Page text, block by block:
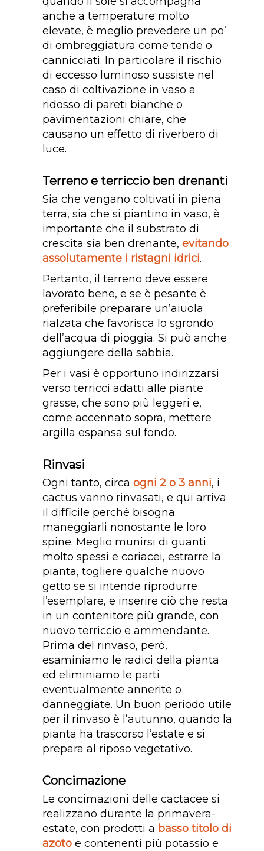
anche a temperature molto
elevate, è meglio prevedere un po’
di ombreggiatura come tende o
cannicciati. In particolare il rischio
di eccesso luminoso sussiste nel
caso di coltivazione in vaso a
ridosso di pareti bianche o
pavimentazioni chiare, che
causano un effetto di riverbero di
luce.
Terreno e terriccio ben drenanti
Sia che vengano coltivati in piena
terra, sia che si piantino in vaso, è
importante che il substrato di
crescita sia ben drenante, evitando
assolutamente i ristagni idrici.
Pertanto, il terreno deve essere
lavorato bene, e se è pesante è
preferibile preparare un’aiuola
rialzata che favorisca lo sgrondo
dell’acqua di pioggia. Si può anche
aggiungere della sabbia.
Per i vasi è opportuno indirizzarsi
verso terricci adatti alle piante
grasse, che sono più leggeri e,
come accennato sopra, mettere
argilla espansa sul fondo.
Rinvasi
Ogni tanto, circa ogni 2 o 3 anni, i
cactus vanno rinvasati, e qui arriva
il difficile perché bisogna
maneggiarli nonostante le loro
spine. Meglio munirsi di guanti
molto spessi e coriacei, estrarre la
pianta, togliere qualche nuovo
getto se si intende riprodurre
l’esemplare, e inserire ciò che resta
in un contenitore più grande, con
nuovo terriccio e ammendante.
Prima del rinvaso, però,
esaminiamo le radici della pianta
ed eliminiamo le parti
eventualmente annerite o
danneggiate. Un buon periodo utile
per il rinvaso è l’autunno, quando la
pianta ha trascorso l’estate e si
prepara al riposo vegetativo.
Concimazione
Le concimazioni delle cactacee si
realizzano durante la primavera-
estate, con prodotti a basso titolo di
azotoe contenenti più potassio e